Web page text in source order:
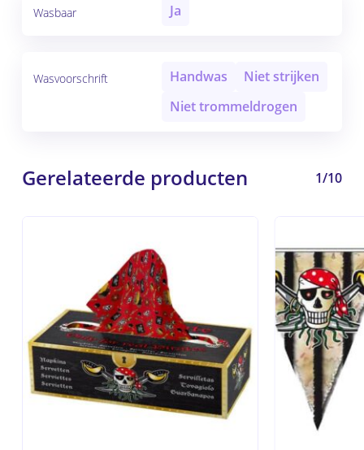
Wasbaar Ja
Wasvoorschrift Handwas
Niet strijken
Niet trommeldrogen
Gerelateerde producten 1/10